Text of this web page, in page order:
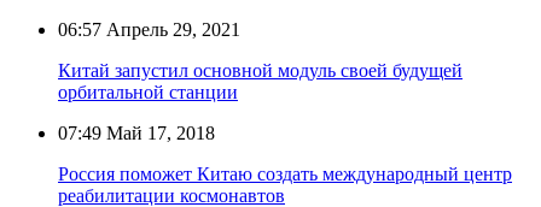
06:57 Апрель 29, 2021
Китай запустил основной модуль своей будущей
орбитальной станции
07:49 Май 17, 2018
Россия поможет Китаю создать международный центр
реабилитации космонавтов